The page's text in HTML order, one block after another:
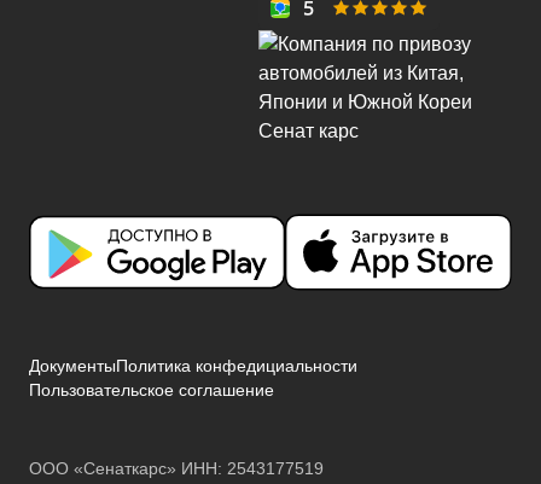
ДокументыПолитика конфедициальности
Пользовательское соглашение
ООО «Сенаткарс» ИНН: 2543177519